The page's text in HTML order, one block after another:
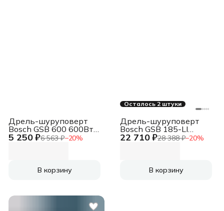
5 250 ₽6 563 ₽−20%
Дрель-шуруповерт
Bosch GSB 600 600Вт
патрон:ключев.
В корзину
Осталось 2 штуки
22 710 ₽28 388 ₽−20%
Дрель-шуруповерт
Bosch GSB 185-LI
аккум.
В корзину